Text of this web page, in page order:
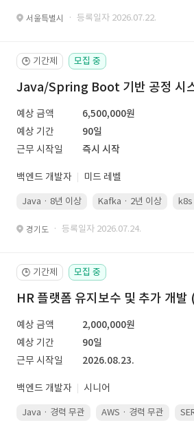
서울특별시 · 등록일자 2026.07.22.
🕒 기간제 모집 중
Java/Spring Boot 기반 공정 시
예상 금액
6,500,000원
예상 기간
90일
근무 시작일
즉시 시작
백엔드 개발자 미드 레벨
Java · 8년 이상 Kafka · 2년 이상 k8s
경기도 · 등록일자 2026.07.24.
🕒 기간제 모집 중
HR 플랫폼 유지보수 및 추가 개발
예상 금액
2,000,000원
예상 기간
90일
근무 시작일
2026.08.23.
백엔드 개발자 시니어
Java · 경력 무관 AWS · 경력 무관